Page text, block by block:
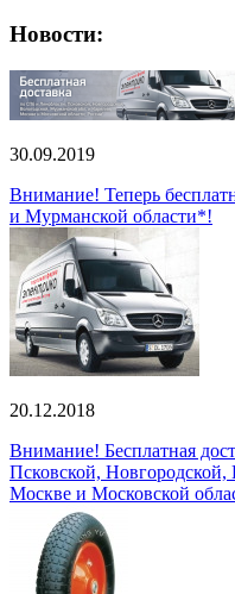
Новости:
30.09.2019
Внимание! Теперь
и Мурманской области*!
20.12.2018
Внимание! Бесплатная
Псковской, Новгородской,
Москве и Московской